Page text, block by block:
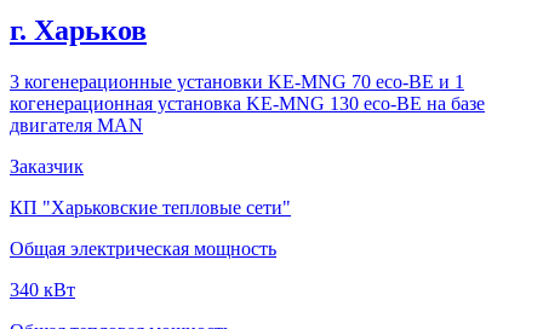
г. Харьков
3 когенерационные установки KE-MNG 70 eco-BE и 1
когенерационная установка KE-MNG 130 eco-BE на базе
двигателя MAN
Заказчик
КП "Харьковские тепловые сети"
Общая электрическая мощность
340 кВт